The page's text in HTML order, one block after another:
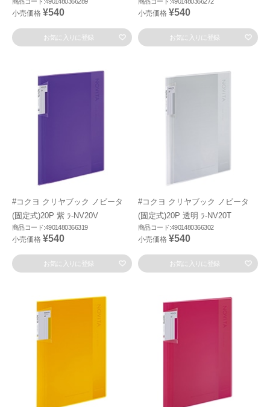
小売価格 ¥540
お気に入りに登録
小売価格 ¥540
お気に入りに登録
#コクヨ クリヤブック ノビータ
(固定式)20P 紫 ﾗ-NV20V
商品コード:4901480366319
小売価格 ¥540
お気に入りに登録
#コクヨ クリヤブック ノビータ
(固定式)20P 透明 ﾗ-NV20T
商品コード:4901480366302
小売価格 ¥540
お気に入りに登録